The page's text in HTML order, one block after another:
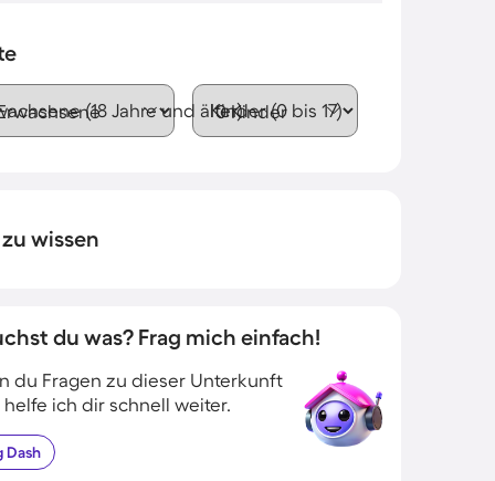
(18 Jahre und älter)Kinder (0 bis 17)
wissen
du was? Frag mich einfach!
du Fragen zu dieser Unterkunft
helfe ich dir schnell weiter.
Dash